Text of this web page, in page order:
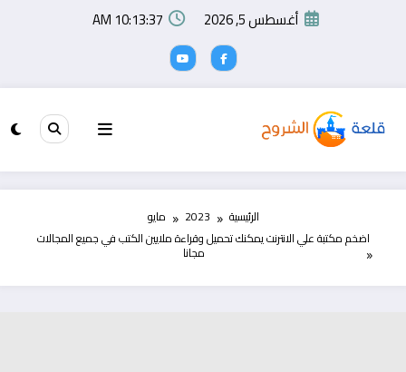
أغسطس 5, 2026 10:13:38 AM
الرئيسية 2023
مايو
اضخم مكتبة علي الانترنت يمكنك تحميل وقراءة ملايين الكتب في جميع المجالات
مجانا‎